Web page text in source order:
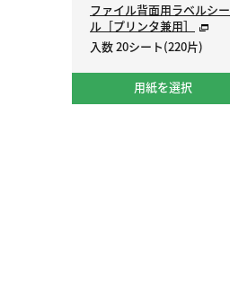
ファイル背面用ラベルシー
ル［プリンタ兼用］
入数 20シート(220片)
用紙を選択